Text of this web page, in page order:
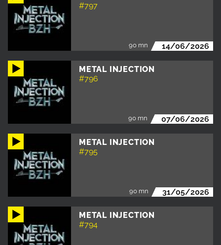
#797
90 mn 14/06/2026
METAL INJECTION
#796
90 mn 07/06/2026
METAL INJECTION
#795
90 mn 31/05/2026
METAL INJECTION
#794